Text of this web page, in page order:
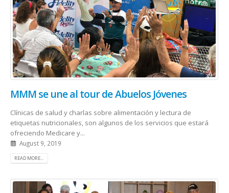
MMM se une al tour de Abuelos Jóvenes
Clínicas de salud y charlas sobre alimentación y lectura de
etiquetas nutricionales, son algunos de los servicios que estará
ofreciendo Medicare y...
August 9, 2019
READ MORE...